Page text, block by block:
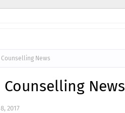
Counselling News
Counselling News
2017